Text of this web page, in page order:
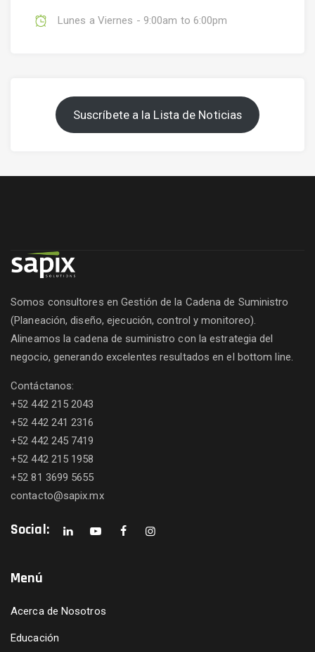
Lunes a Viernes - 9:00am to 6:00pm
Suscríbete a la Lista de Noticias
Somos consultores en Gestión de la Cadena de Suministro
(Planeación, diseño, ejecución, control y monitoreo).
Alineamos la cadena de suministro con la estrategia del
negocio, generando excelentes resultados en el bottom line.
Contáctanos:
+52 442 215 2043
+52 442 241 2316
+52 442 245 7419
+52 442 215 1958
+52 81 3699 5655
contacto@sapix.mx
Social:
Menú
Acerca de Nosotros
Educación